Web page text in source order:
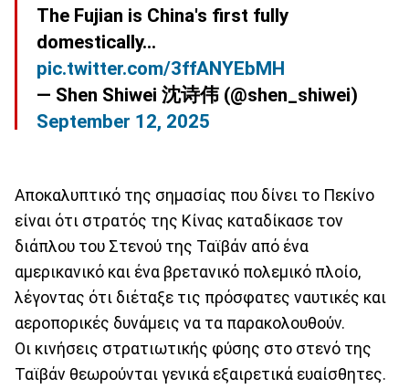
The Fujian is China's first fully
domestically…
pic.twitter.com/3ffANYEbMH
— Shen Shiwei 沈诗伟 (@shen_shiwei)
September 12, 2025
Αποκαλυπτικό της σημασίας που δίνει το Πεκίνο
είναι ότι στρατός της Κίνας καταδίκασε τον
διάπλου του Στενού της Ταϊβάν από ένα
αμερικανικό και ένα βρετανικό πολεμικό πλοίο,
λέγοντας ότι διέταξε τις πρόσφατες ναυτικές και
αεροπορικές δυνάμεις να τα παρακολουθούν.
Οι κινήσεις στρατιωτικής φύσης στο στενό της
Ταϊβάν θεωρούνται γενικά εξαιρετικά ευαίσθητες.